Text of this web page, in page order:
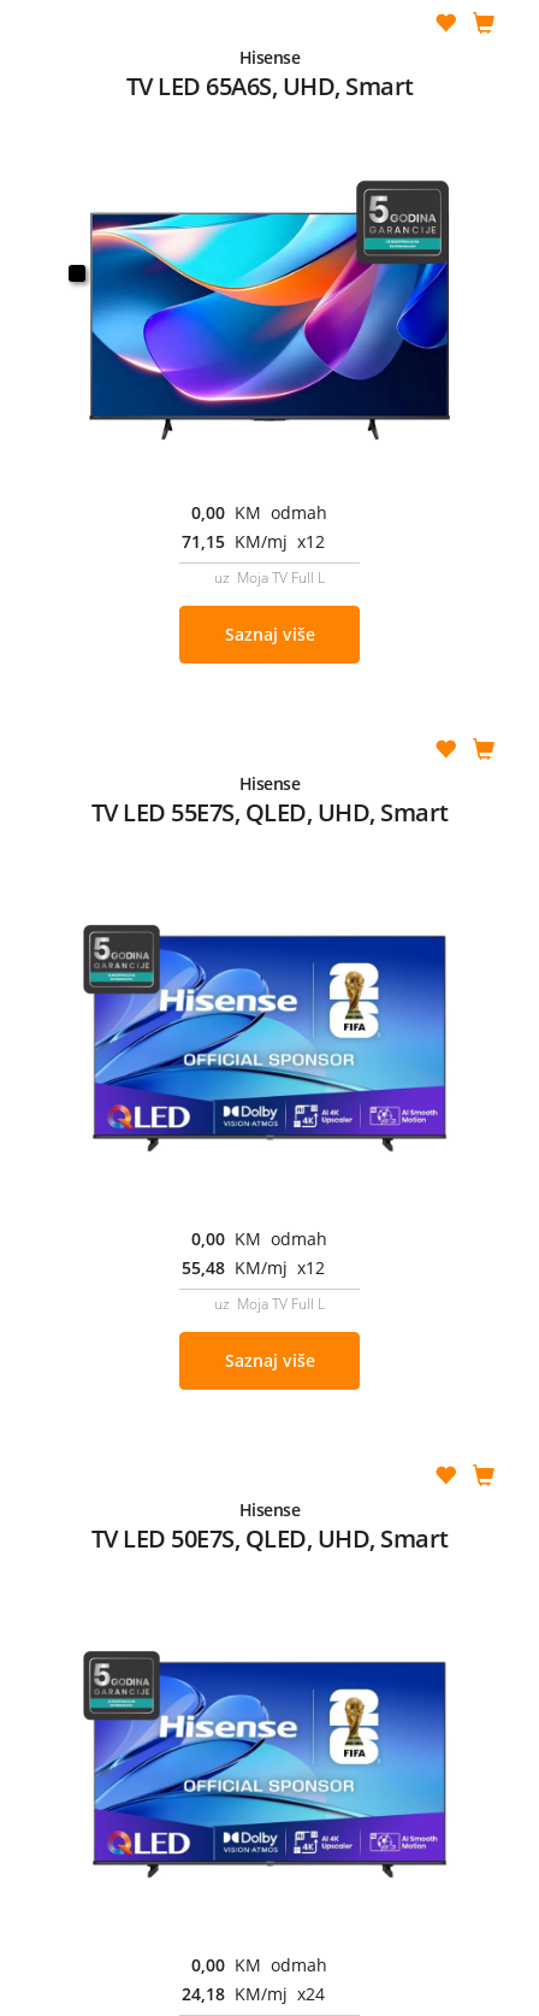
Hisense
TV LED 65A6S, UHD, Smart
0,00 KM odmah
71,15 KM/mj x12
uz Moja TV Full L
Saznaj više
Hisense
TV LED 55E7S, QLED, UHD, Smart
0,00 KM odmah
55,48 KM/mj x12
uz Moja TV Full L
Saznaj više
Hisense
TV LED 50E7S, QLED, UHD, Smart
0,00 KM odmah
24,18 KM/mj x24